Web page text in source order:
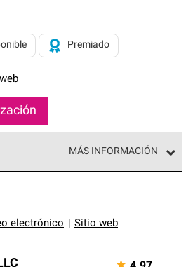
Premiado
MÁS INFORMACIÓN
de profesionales de techos
estándares y requisitos estrictos
confiabilidad.
electrónico Sitio web